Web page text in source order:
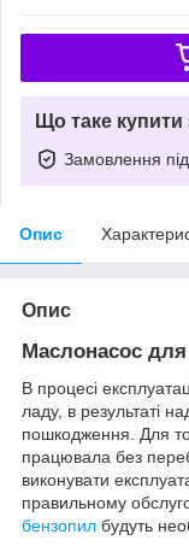
Що таке
Замовлення
Опис
Опис
Маслонасос
В процесі
ладу, в результаті
пошкодження. Для
працювала без
виконувати
правильному
бензопил будуть